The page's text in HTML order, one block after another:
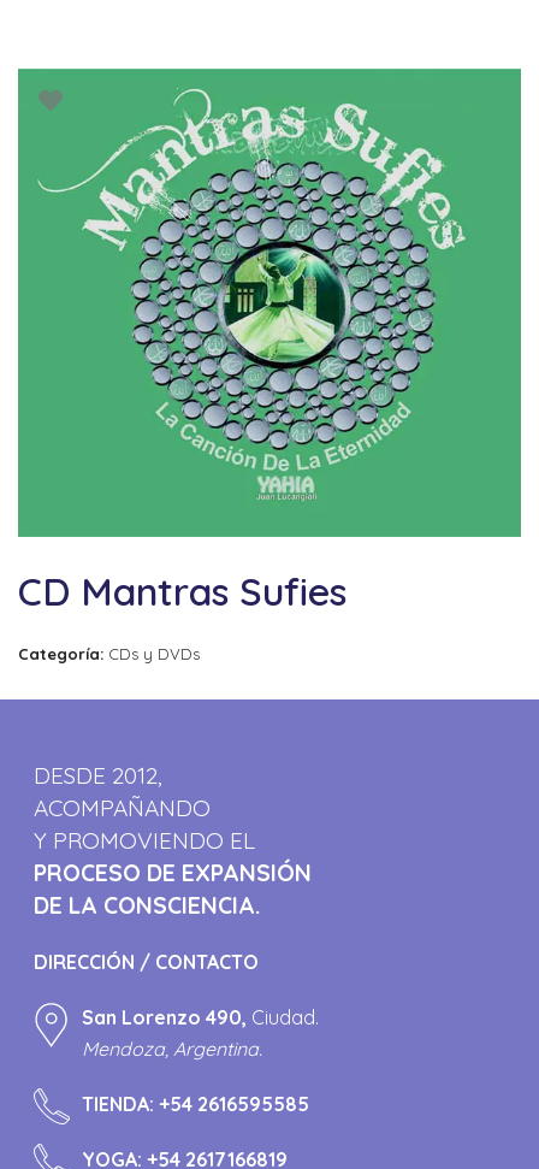
CD Mantras Sufies
Categoría: CDs y DVDs
DESDE 2012,
ACOMPAÑANDO
Y PROMOVIENDO EL
PROCESO DE EXPANSIÓN
DE LA CONSCIENCIA.
DIRECCIÓN / CONTACTO
San Lorenzo 490, Ciudad.
Mendoza, Argentina.
TIENDA:+54 2616595585
YOGA:+54 2617166819